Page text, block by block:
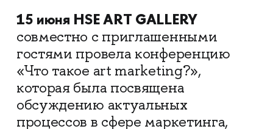
15 июня HSE ART GALLERY
совместно с приглашенными
гостями провела конференцию
«Что такое art marketing?»,
которая была посвящена
обсуждению актуальных
процессов в сфере маркетинга,